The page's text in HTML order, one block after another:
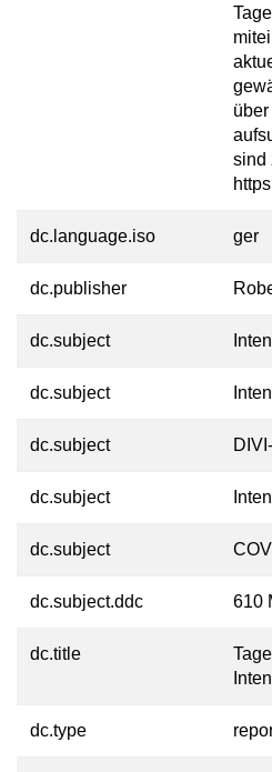
sind
dc.language.iso ger
dc.publisher
dc.subject
dc.subject
dc.subject
dc.subject
dc.subject
dc.subject.ddc 610
dc.title
dc.type